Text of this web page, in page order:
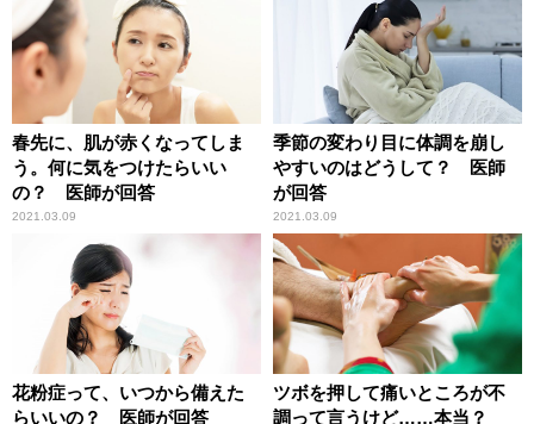
春先に、肌が赤くなってしま
う。何に気をつけたらいい
の？ 医師が回答
2021.03.09
季節の変わり目に体調を崩し
やすいのはどうして？ 医師
が回答
2021.03.09
花粉症って、いつから備えた
らいいの？ 医師が回答
ツボを押して痛いところが不
調って言うけど……本当？